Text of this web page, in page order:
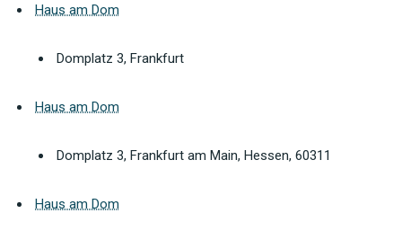
Haus am Dom
Domplatz 3, Frankfurt
Haus am Dom
Domplatz 3, Frankfurt am Main, Hessen, 60311
Haus am Dom